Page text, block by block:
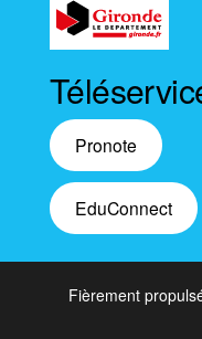
Pronote
EduConnect
Fièrement